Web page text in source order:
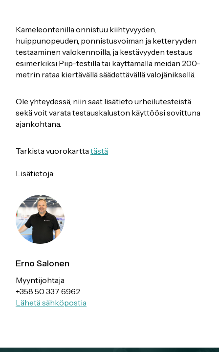
Kameleontenilla onnistuu kiihtyvyyden,
huippunopeuden, ponnistusvoiman ja ketteryyden
testaaminen valokennoilla, ja kestävyyden testaus
esimerkiksi Piip-testillä tai käyttämällä meidän 200-
metrin rataa kiertävällä säädettävällä valojäniksellä.
Ole yhteydessä, niin saat lisätieto urheilutesteistä
sekä voit varata testauskaluston käyttöösi sovittuna
ajankohtana.
Tarkista vuorokarttatästä
Lisätietoja:
Erno Salonen
Myyntijohtaja
+358 50 337 6962
Lähetä sähköpostia